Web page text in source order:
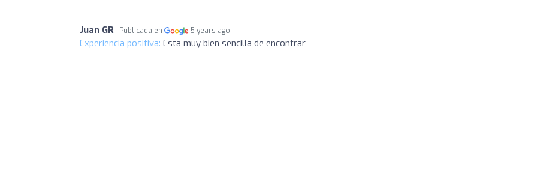
Juan GR Publicada en 5 years ago
Experiencia positiva: Esta muy bien sencilla de encontrar